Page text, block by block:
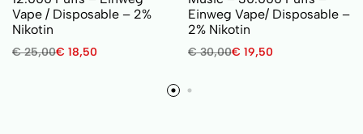
Vape / Disposable – 2%
Nikotin
€25,00€ 18,50
Einweg Vape/ Disposable –
2% Nikotin
€30,00€ 19,50